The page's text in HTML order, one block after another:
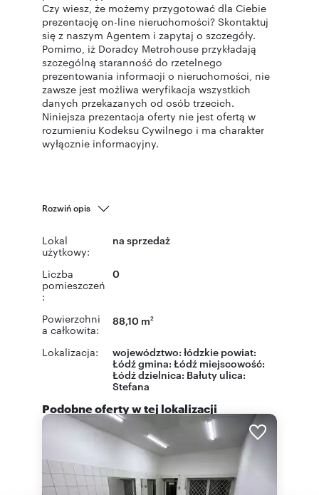
Czy wiesz, że możemy przygotować dla Ciebie
prezentację on-line nieruchomości? Skontaktuj
się z naszym Agentem i zapytaj o szczegóły.
Pomimo, iż Doradcy Metrohouse przykładają
szczególną staranność do rzetelnego
prezentowania informacji o nieruchomości, nie
zawsze jest możliwa weryfikacja wszystkich
danych przekazanych od osób trzecich.
Niniejsza prezentacja oferty nie jest ofertą w
rozumieniu Kodeksu Cywilnego i ma charakter
wyłącznie informacyjny.
Rozwiń opis
Lokal
użytkowy:
na sprzedaż
Liczba
pomieszczeń
:
0
Powierzchni
a całkowita:
88,10 m2
Lokalizacja: województwo: łódzkie powiat:
Łódźgmina: Łódź miejscowość:
Łódździelnica: Bałutyulica:
Stefana
Podobne oferty w tej lokalizacji